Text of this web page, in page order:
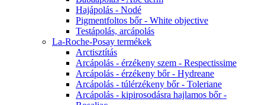
Hajápolás - Nodé
Pigmentfoltos bőr - White objective
Testápolás, arcápolás
La-Roche-Posay termékek
Arctisztítás
Arcápolás - érzékeny szem - Respectissime
Arcápolás - érzékeny bőr - Hydreane
Arcápolás - túlérzékeny bőr - Toleriane
Arcápolás - kipirosodásra hajlamos bőr -